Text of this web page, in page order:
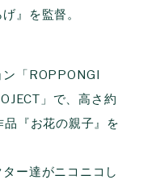
』を監督。
「ROPPONGI
」で、高さ約
『お花の親子』を
ー達がニコニコし